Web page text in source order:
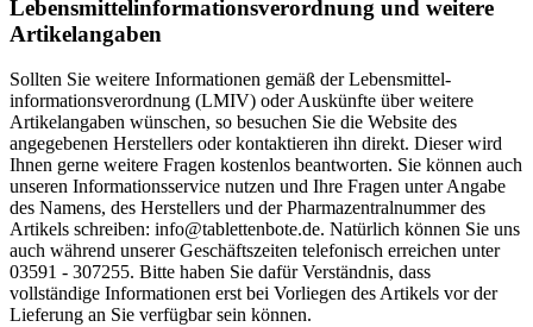
Lebensmittel­informations­verordnung und weitere
Artikelangaben
Sollten Sie weitere Informationen gemäß der Lebensmittel­
informations­verordnung (LMIV) oder Auskünfte über weitere
Artikelangaben wünschen, so besuchen Sie die Website des
angegebenen Herstellers oder kontaktieren ihn direkt. Dieser wird
Ihnen gerne weitere Fragen kostenlos beantworten. Sie können auch
unseren Informationsservice nutzen und Ihre Fragen unter Angabe
des Namens, des Herstellers und der Pharmazentralnummer des
Artikels schreiben: info@tablettenbote.de. Natürlich können Sie uns
auch während unserer Geschäftszeiten telefonisch erreichen unter
03591 - 307255. Bitte haben Sie dafür Verständnis, dass
vollständige Informationen erst bei Vorliegen des Artikels vor der
Lieferung an Sie verfügbar sein können.